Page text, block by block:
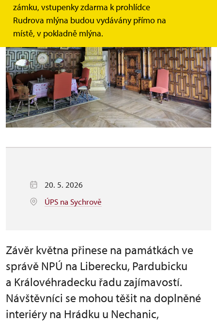
zámku, vstupenky zdarma k prohlídce
Rudrova mlýna budou vydávány přímo na
místě, v pokladně mlýna.
20. 5. 2026
ÚPS na Sychrově
Závěr května přinese na památkách ve
správě NPÚ na Liberecku, Pardubicku
a Královéhradecku řadu zajímavostí.
Návštěvníci se mohou těšit na doplněné
interiéry na Hrádku u Nechanic,